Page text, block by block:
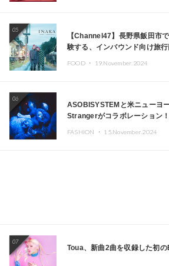
05
【Channel47】長野県飯田市
験する、インバウンド向け旅
FOOD ・ 19.November.2024
06
ASOBISYSTEMと米ニューヨ
Strangerがコラボレーション
FASHION ・ 15.November.2024
07
Toua、新曲2曲を収録した初